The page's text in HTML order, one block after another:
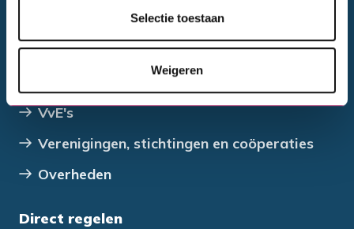
Selectie toestaan
Weigeren
Financieel adviseurs
Bedrijven en ontwikkelaars
VvE's
Verenigingen, stichtingen en coöperaties
Overheden
Direct regelen